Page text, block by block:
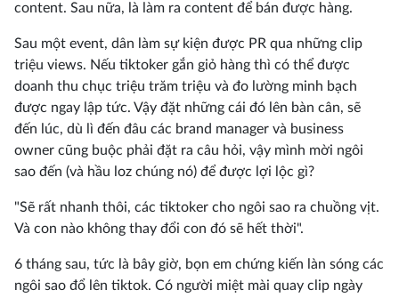
content. Sau nữa, là làm ra content để bán được hàng.
Sau một event, dân làm sự kiện được PR qua những clip
triệu views. Nếu tiktoker gắn giỏ hàng thì có thể được
doanh thu chục triệu trăm triệu và đo lường minh bạch
được ngay lập tức. Vậy đặt những cái đó lên bàn cân, sẽ
đến lúc, dù lì đến đâu các brand manager và business
owner cũng buộc phải đặt ra câu hỏi, vậy mình mời ngôi
sao đến (và hầu loz chúng nó) để được lợi lộc gì?
"Sẽ rất nhanh thôi, các tiktoker cho ngôi sao ra chuồng vịt.
Và con nào không thay đổi con đó sẽ hết thời".
6 tháng sau, tức là bây giờ, bọn em chứng kiến làn sóng các
ngôi sao đổ lên tiktok. Có người miệt mài quay clip ngày